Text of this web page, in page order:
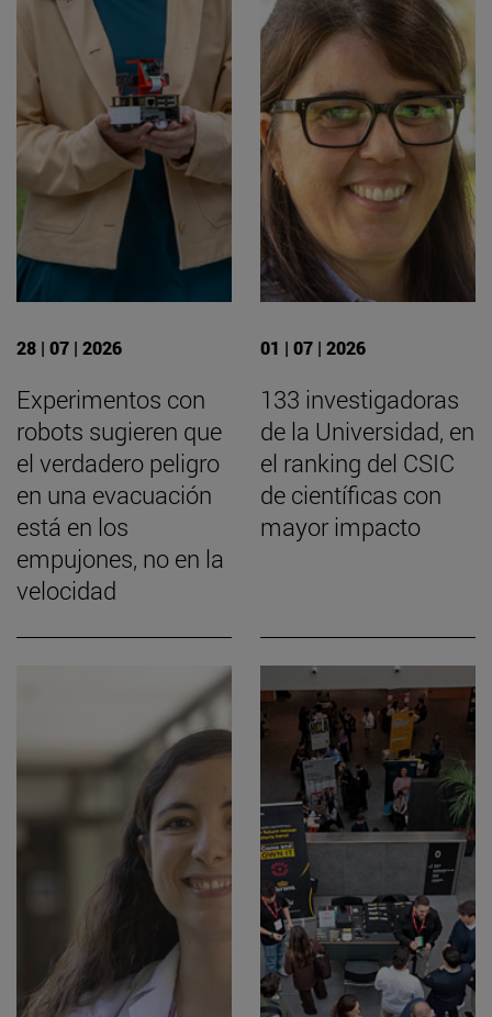
28 | 07 | 2026
Experimentos con
robots sugieren que
el verdadero peligro
en una evacuación
está en los
empujones, no en la
velocidad
01 | 07 | 2026
133 investigadoras
de la Universidad, en
el ranking del CSIC
de científicas con
mayor impacto